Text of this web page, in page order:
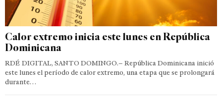
Calor extremo inicia este lunes en República
Dominicana
RDÉ DIGITAL, SANTO DOMINGO.– República Dominicana inició
este lunes el período de calor extremo, una etapa que se prolongará
durante…